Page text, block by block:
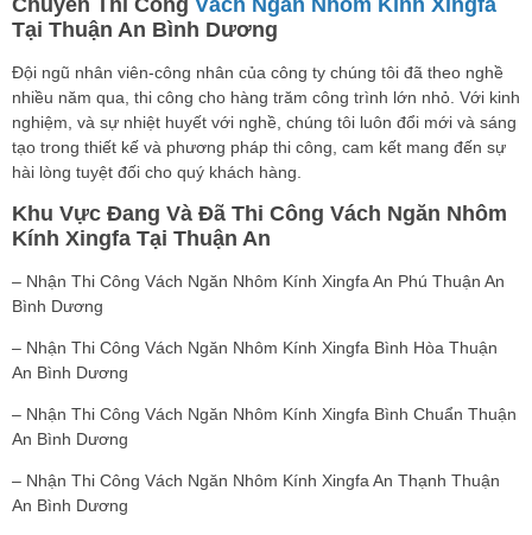
Tại Thuận An Bình Dương
Đội ngũ nhân viên-công nhân của công ty chúng tôi đã theo nghề
nhiều năm qua, thi công cho hàng trăm công trình lớn nhỏ. Với kinh
nghiệm, và sự nhiệt huyết với nghề, chúng tôi luôn đổi mới và sáng
tạo trong thiết kế và phương pháp thi công, cam kết mang đến sự
hài lòng tuyệt đối cho quý khách hàng.
Khu Vực Đang Và Đã Thi Công Vách Ngăn Nhôm
Kính Xingfa Tại Thuận An
– Nhận Thi Công Vách Ngăn Nhôm Kính Xingfa An Phú Thuận An
Bình Dương
– Nhận Thi Công Vách Ngăn Nhôm Kính Xingfa Bình Hòa Thuận
An Bình Dương
– Nhận Thi Công Vách Ngăn Nhôm Kính Xingfa Bình Chuẩn Thuận
An Bình Dương
– Nhận Thi Công Vách Ngăn Nhôm Kính Xingfa An Thạnh Thuận
An Bình Dương